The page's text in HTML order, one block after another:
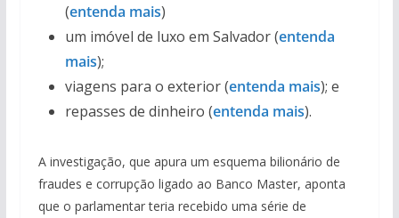
(entenda mais)
um imóvel de luxo em Salvador (entenda
mais);
viagens para o exterior (entenda mais); e
repasses de dinheiro (entenda mais).
A investigação, que apura um esquema bilionário de
fraudes e corrupção ligado ao Banco Master, aponta
que o parlamentar teria recebido uma série de